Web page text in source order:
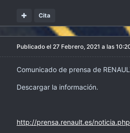
Cita
Publicado el 27 Febrero, 2021 a las
Comunicado de prensa de
Descargar la información.
http://prensa.renault.es/